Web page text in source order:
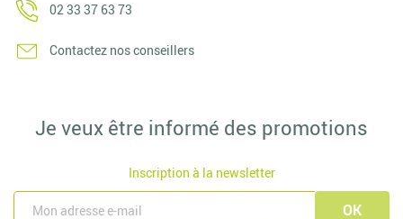
02 33 37 63 73
Contactez nos conseillers
Je veux être informé des promotions
Inscription à la newsletter